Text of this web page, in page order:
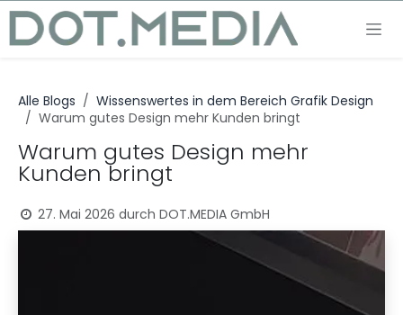
Zum Inhalt springen
Alle Blogs
Wissenswertes in dem Bereich Grafik Design
Warum gutes Design mehr Kunden bringt
Warum gutes Design mehr
Kunden bringt
27. Mai 2026 durch DOT.MEDIA GmbH